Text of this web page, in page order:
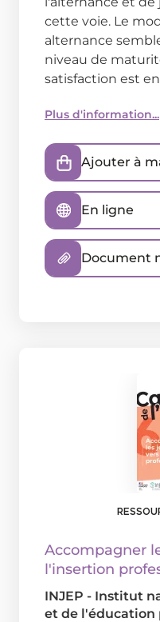
cette voie. Le
alternance
niveau de
satisfaction est
Plus d'information...
Ajouter à
En ligne
Document
Accompagner
l'insertion
INJEP - Institut
et de l'éducation